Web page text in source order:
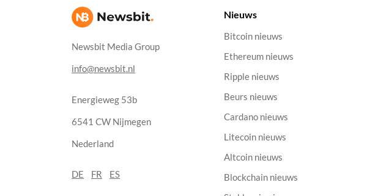
Newsbit Media Group
info@newsbit.nl
Energieweg 53b
6541 CW Nijmegen
Nederland
DE FR ES
Nieuws
Bitcoin nieuws
Ethereum nieuws
Ripple nieuws
Beurs nieuws
Cardano nieuws
Litecoin nieuws
Altcoin nieuws
Blockchain nieuws